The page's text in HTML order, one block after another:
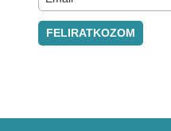
FELIRATKOZOM